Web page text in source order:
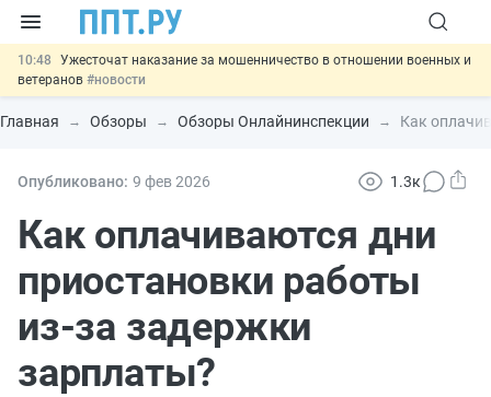
10:48
Ужесточат наказание за мошенничество в отношении военных и
ветеранов #новости
10:00 Введут маркировку и идентификацию игроков в видеоиграх
#новости
00:01
7 августа: важные документы, вступающие в силу сегодня
11:31
отношений
#новости
Главная Обзоры Обзоры Онлайнинспекции Как
Опубликовано: 9 фев2026 1.3к
Как оплачиваются дни
приостановки работы
из‑за задержки
зарплаты?